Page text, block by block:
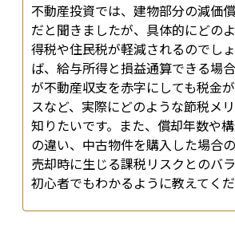
不動産投資では、建物部分の減価
だと聞きましたが、具体的にどの
得税や住民税が軽減されるのでし
ば、給与所得と損益通算できる場
が不動産収支を赤字にしても税金
スなど、実際にどのような節税メ
知りたいです。また、償却年数や
の違い、中古物件を購入した場合
売却時に生じる課税リスクとのバ
初心者でもわかるように教えてくだ